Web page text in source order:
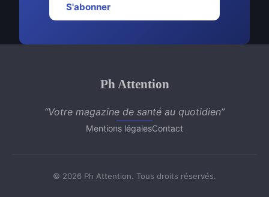
S'abonner
Ph Attention
“Votre magazine de santé au quotidien”
Mentions légalesContact
© 2026 Ph Attention. Tous droits réservés.